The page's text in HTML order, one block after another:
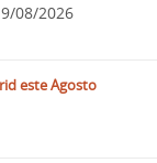
08/2026
este Agosto